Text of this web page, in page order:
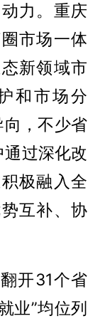
力。重庆
市场一体
新领域市
和市场分
，不少省
通过深化改
极融入全
互补、协
开31个省
业”均位列